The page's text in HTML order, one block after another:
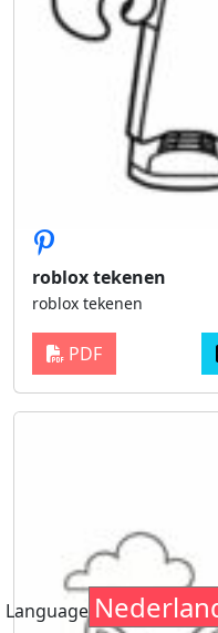
roblox tekenen
roblox tekenen
PDF
Language